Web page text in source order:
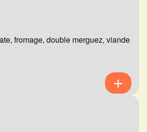
fromage, double merguez, viande